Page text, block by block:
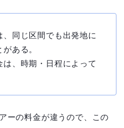
同じ区間でも出発地に
ある。
、時期・日程によって
ーの料金が違うので、この